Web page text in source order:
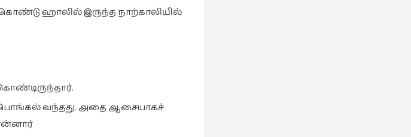
ஹாலில் இருந்த நாற்காலியில்
பொங்கல் வந்தது. அதை ஆசையாகச்